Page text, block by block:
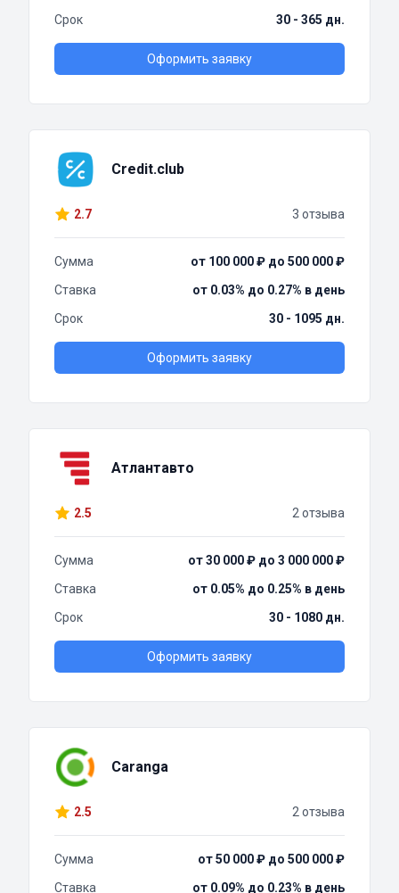
Срок
30 - 365 дн.
Оформить заявку
Credit.club
2.7 3 отзыва
Сумма
от 100 000 ₽ до 500 000 ₽
Ставка
от 0.03% до 0.27% в день
Срок
30 - 1095 дн.
Оформить заявку
Атлантавто
2.5 2 отзыва
Сумма
от 30 000 ₽ до 3 000 000 ₽
Ставка
от 0.05% до 0.25% в день
Срок
30 - 1080 дн.
Оформить заявку
Caranga
2.5 2 отзыва
Сумма
от 50 000 ₽ до 500 000 ₽
Ставка
от 0.09% до 0.23% в день